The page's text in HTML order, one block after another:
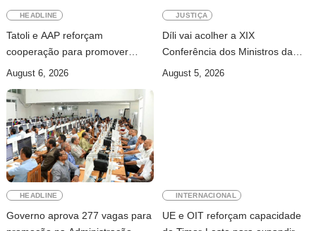
HEADLINE
Tatoli e AAP reforçam
cooperação para promover
jornalismo profissional em
August 6, 2026
JUSTIÇA
Díli vai acolher a XIX
Conferência dos Ministros da
Justiça da CPLP
August 5, 2026
HEADLINE
Governo aprova 277 vagas para
INTERNACIONAL
UE e OIT reforçam capacidade